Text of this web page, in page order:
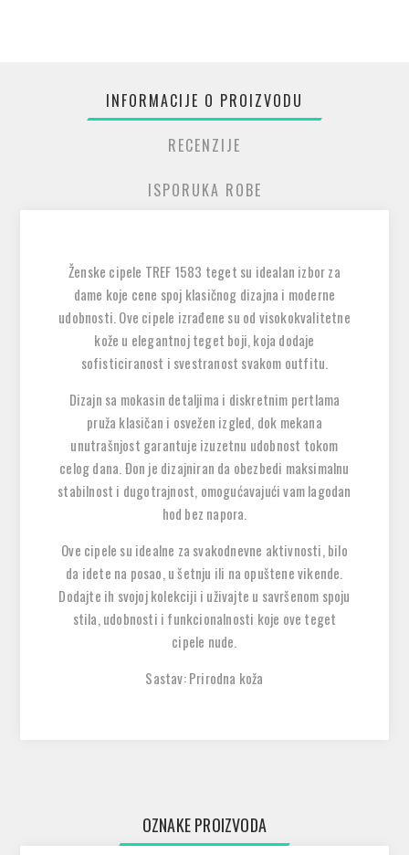
INFORMACIJE O PROIZVODU
RECENZIJE
ISPORUKA ROBE
Ženske cipele TREF 1583 teget su idealan izbor za
dame koje cene spoj klasičnog dizajna i moderne
udobnosti. Ove cipele izrađene su od visokokvalitetne
kože u elegantnoj teget boji, koja dodaje
sofisticiranost i svestranost svakom outfitu.
Dizajn sa mokasin detaljima i diskretnim pertlama
pruža klasičan i osvežen izgled, dok mekana
unutrašnjost garantuje izuzetnu udobnost tokom
celog dana. Đon je dizajniran da obezbedi maksimalnu
stabilnost i dugotrajnost, omogućavajući vam lagodan
hod bez napora.
Ove cipele su idealne za svakodnevne aktivnosti, bilo
da idete na posao, u šetnju ili na opuštene vikende.
Dodajte ih svojoj kolekciji i uživajte u savršenom spoju
stila, udobnosti i funkcionalnosti koje ove teget
cipele nude.
Sastav: Prirodna koža
OZNAKE PROIZVODA